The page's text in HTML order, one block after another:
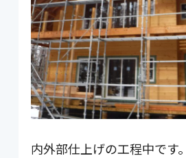
内外部仕上げの工程中です。